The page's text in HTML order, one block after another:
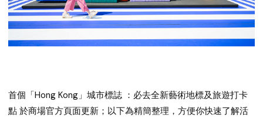
首個「Hong Kong」城市標誌 ：必去全新藝術地標及旅遊打卡
點 於商場官方頁面更新；以下為精簡整理，方便你快速了解活